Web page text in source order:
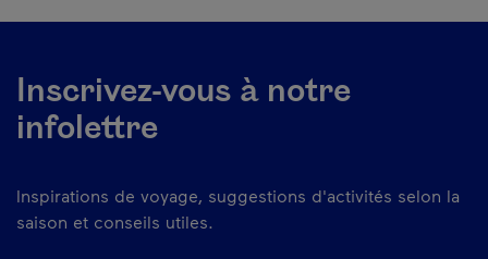
Inscrivez-vous à notre
infolettre
Inspirations de voyage, suggestions d'activités selon la
saison et conseils utiles.